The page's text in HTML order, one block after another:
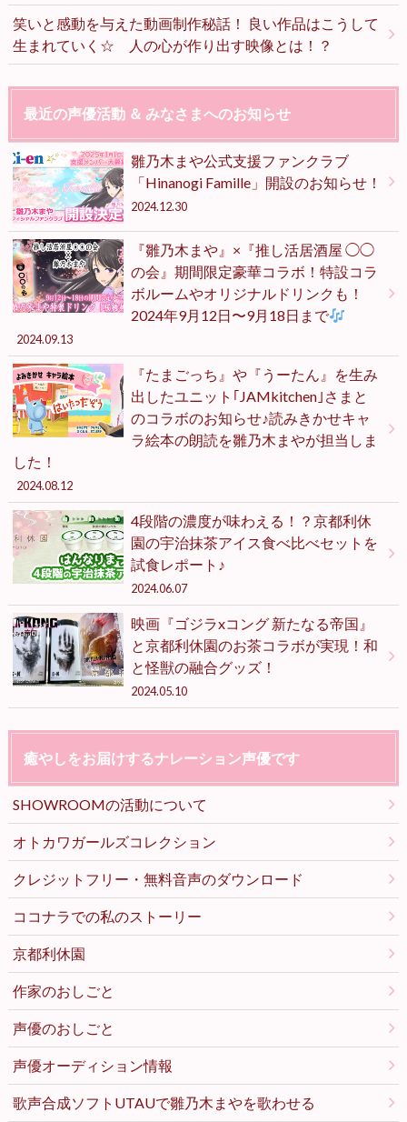
笑いと感動を与えた動画制作秘話！ 良い作品はこうして
生まれていく☆ 人の心が作り出す映像とは！？
最近の声優活動 ＆ みなさまへのお知らせ
雛乃木まや公式支援ファンクラブ
「Hinanogi Famille」開設のお知らせ！
2024.12.30
『雛乃木まや』×『推し活居酒屋 ◯◯
の会』期間限定豪華コラボ！特設コラ
ボルームやオリジナルドリンクも！
2024年9月12日〜9月18日まで
2024.09.13
『たまごっち』や『うーたん』を生み
出したユニット｢JAMkitchen｣さまと
のコラボのお知らせ♪読みきかせキャ
ラ絵本の朗読を雛乃木まやが担当しま
した！
2024.08.12
4段階の濃度が味わえる！？京都利休
園の宇治抹茶アイス食べ比べセットを
試食レポート♪
2024.06.07
映画『ゴジラxコング 新たなる帝国』
と京都利休園のお茶コラボが実現！和
と怪獣の融合グッズ！
2024.05.10
癒やしをお届けするナレーション声優です
SHOWROOMの活動について
オトカワガールズコレクション
クレジットフリー・無料音声のダウンロード
ココナラでの私のストーリー
京都利休園
作家のおしごと
声優のおしごと
声優オーディション情報
歌声合成ソフトUTAUで雛乃木まやを歌わせる